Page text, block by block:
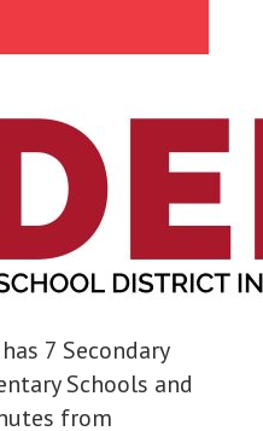
7 Secondary
Schools and
from